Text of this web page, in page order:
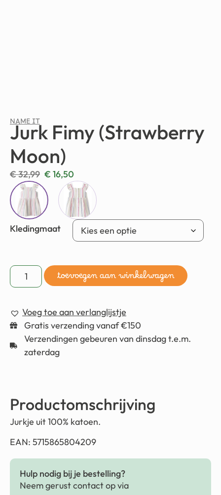
NAME IT
Jurk Fimy (Strawberry
Moon)
€32,99 € 16,50
Kledingmaat
toevoegen aan winkelwagen
Voeg toe aan verlanglijstje
Gratis verzending vanaf €150
Verzendingen gebeuren van dinsdag t.e.m.
zaterdag
Productomschrijving
Jurkje uit 100% katoen.
EAN: 5715865804209
Hulp nodig bij je bestelling?
Neem gerust contact op via